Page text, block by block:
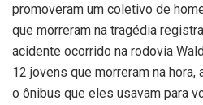
promoveram um coletivo de
que morreram na tragédia
acidente ocorrido na rodovia
12 jovens que morreram na hora,
o ônibus que eles usavam para